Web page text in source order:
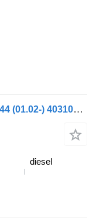
Mercedes-Benz Actros MP2/MP3 1844 (01.02-) 40310600 zuiger voor Mercedes-Benz Actros, Axor MP1, MP2, MP3 (1996-2014) trekker
diesel